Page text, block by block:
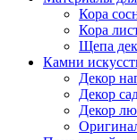
Кора
Кора
Щепа
Камни
Декор
Декор
Декор